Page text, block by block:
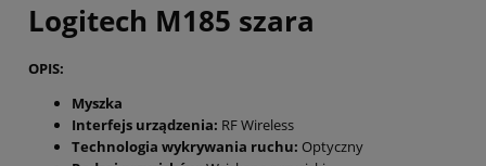
Logitech M185 szara
OPIS:
Myszka
Interfejs urządzenia: RF Wireless
Technologia wykrywania ruchu: Optyczny